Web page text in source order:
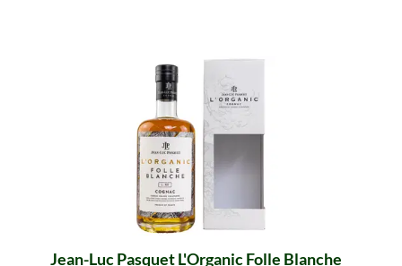
Jean-Luc Pasquet L'Organic Folle Blanche